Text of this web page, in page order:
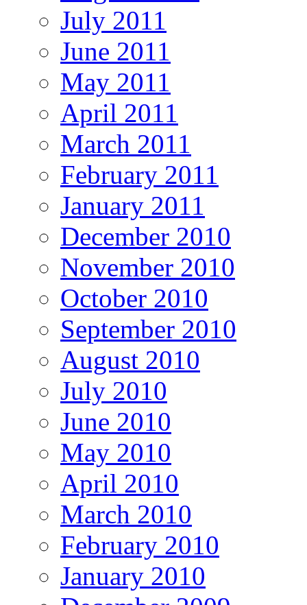
July 2011
June 2011
May 2011
April 2011
March 2011
February 2011
January 2011
December 2010
November 2010
October 2010
September 2010
August 2010
July 2010
June 2010
May 2010
April 2010
March 2010
February 2010
January 2010